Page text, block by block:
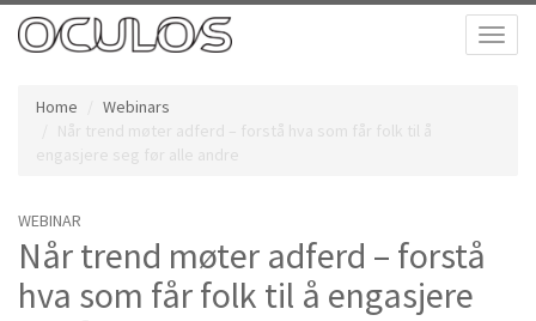
Home
Webinars
Når trend møter adferd – forstå hva som får folk til å
engasjere seg før alle andre
WEBINAR
Når trend møter adferd – forstå
hva som får folk til å engasjere